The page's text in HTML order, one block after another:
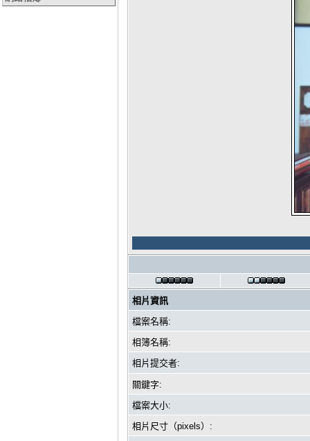
相片資訊
檔案名稱:
相簿名稱:
相片提交者:
關鍵字:
檔案大小:
相片尺寸（pixels）: